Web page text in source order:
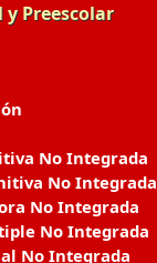
Preescolar
No Integrada
No Integrada
No Integrada
No Integrada
No Integrada